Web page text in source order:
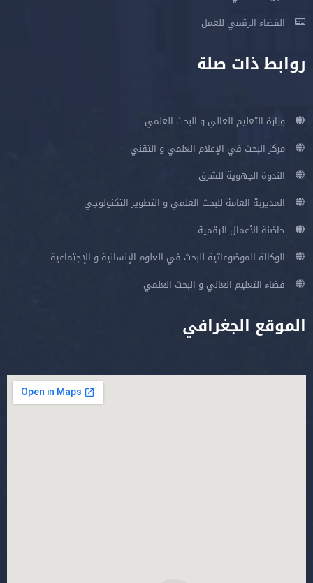
الفضاء الرقمي للعمل
روابط ذات صلة
وزارة التعليم العالي و البحث العلمي
مركز البحث في الإعلام العلمي و التقني
الندوة الجهوية للشرق
المديرية العامة للبحث العلمي و التطوير التكنولوجي
حاضنة الأعمال الرقمية
الوكالة الموضوعاتية للبحث في العلوم الإنسانية و الإجتماعية
فضاء التعليم العالي و البحث العلمي
الموقع الجغرافي